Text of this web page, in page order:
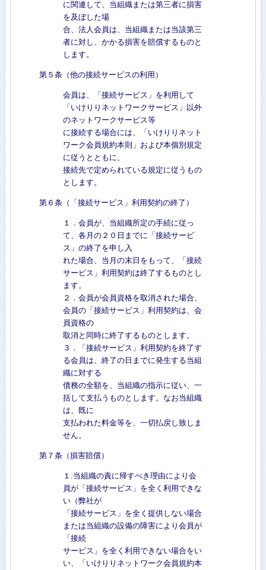
に関連して、当組織または第三者に損害
を及ぼした場
合、法人会員は、当組織または当該第三
者に対し、かかる損害を賠償するものと
します。
第５条（他の接続サービスの利用）
会員は、「接続サービス」を利用して
「いけりりネットワークサービス」以外
のネットワークサービス等
に接続する場合には、「いけりりネット
ワーク会員規約本則」および本個別規定
に従うとともに、
接続先で定められている規定に従うもの
とします。
第６条（「接続サービス」利用契約の終了）
１．会員が、当組織所定の手続に従っ
て、各月の２０日までに「接続サービ
ス」の終了を申し入
れた場合、当月の末日をもって、「接続
サービス」利用契約は終了するものとし
ます。
２．会員が会員資格を取消された場合、
会員の「接続サービス」利用契約は、会
員資格の
取消と同時に終了するものとします。
３．「接続サービス」利用契約を終了す
る会員は、終了の日までに発生する当組
織に対する
債務の全額を、当組織の指示に従い、一
括して支払うものとします。なお当組織
は、既に
支払われた料金等を、一切払戻し致しま
せん。
第７条（損害賠償）
１.当組織の責に帰すべき理由により会
員が「接続サービス」を全く利用できな
い（弊社が
「接続サービス」を全く提供しない場合
または当組織の設備の障害により会員が
「接続
サービス」を全く利用できない場合をい
い、「いけりりネットワーク会員規約本